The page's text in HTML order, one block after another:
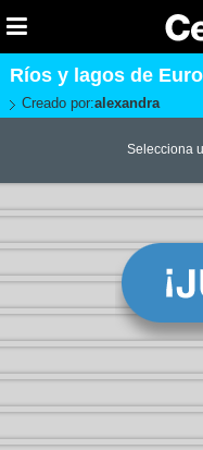
Ríos y lagos de
Creado por:alexandra
Selecciona